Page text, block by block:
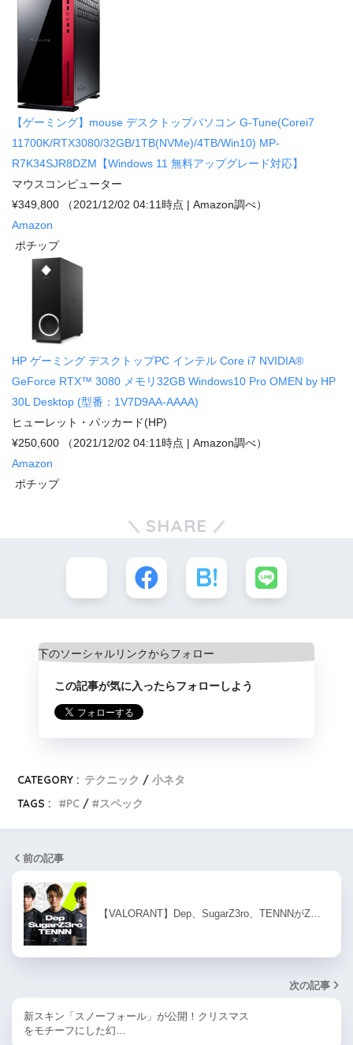
【ゲーミング】mouse デスクトップパソコン G-Tune(Corei7
11700K/RTX3080/32GB/1TB(NVMe)/4TB/Win10) MP-
R7K34SJR8DZM【Windows 11 無料アップグレード対応】
マウスコンピューター
¥349,800
（2021/12/02 04:11時点 | Amazon調べ）
Amazon
ポチップ
HP ゲーミング デスクトップPC インテル Core i7 NVIDIA®
GeForce RTX™ 3080 メモリ32GB Windows10 Pro OMEN by HP
30L Desktop (型番：1V7D9AA-AAAA)
ヒューレット・パッカード(HP)
¥250,600
（2021/12/02 04:11時点 | Amazon調べ）
Amazon
ポチップ
SHARE
この記事が気に入ったらフォローしよう
CATEGORY : テクニック
小ネタ
TAGS :
PC スペック
前の記事
【VALORANT】Dep、SugarZ3ro、TENNNがZ…
次の記事
新スキン「スノーフォール」が公開！クリスマス
をモチーフにした幻…